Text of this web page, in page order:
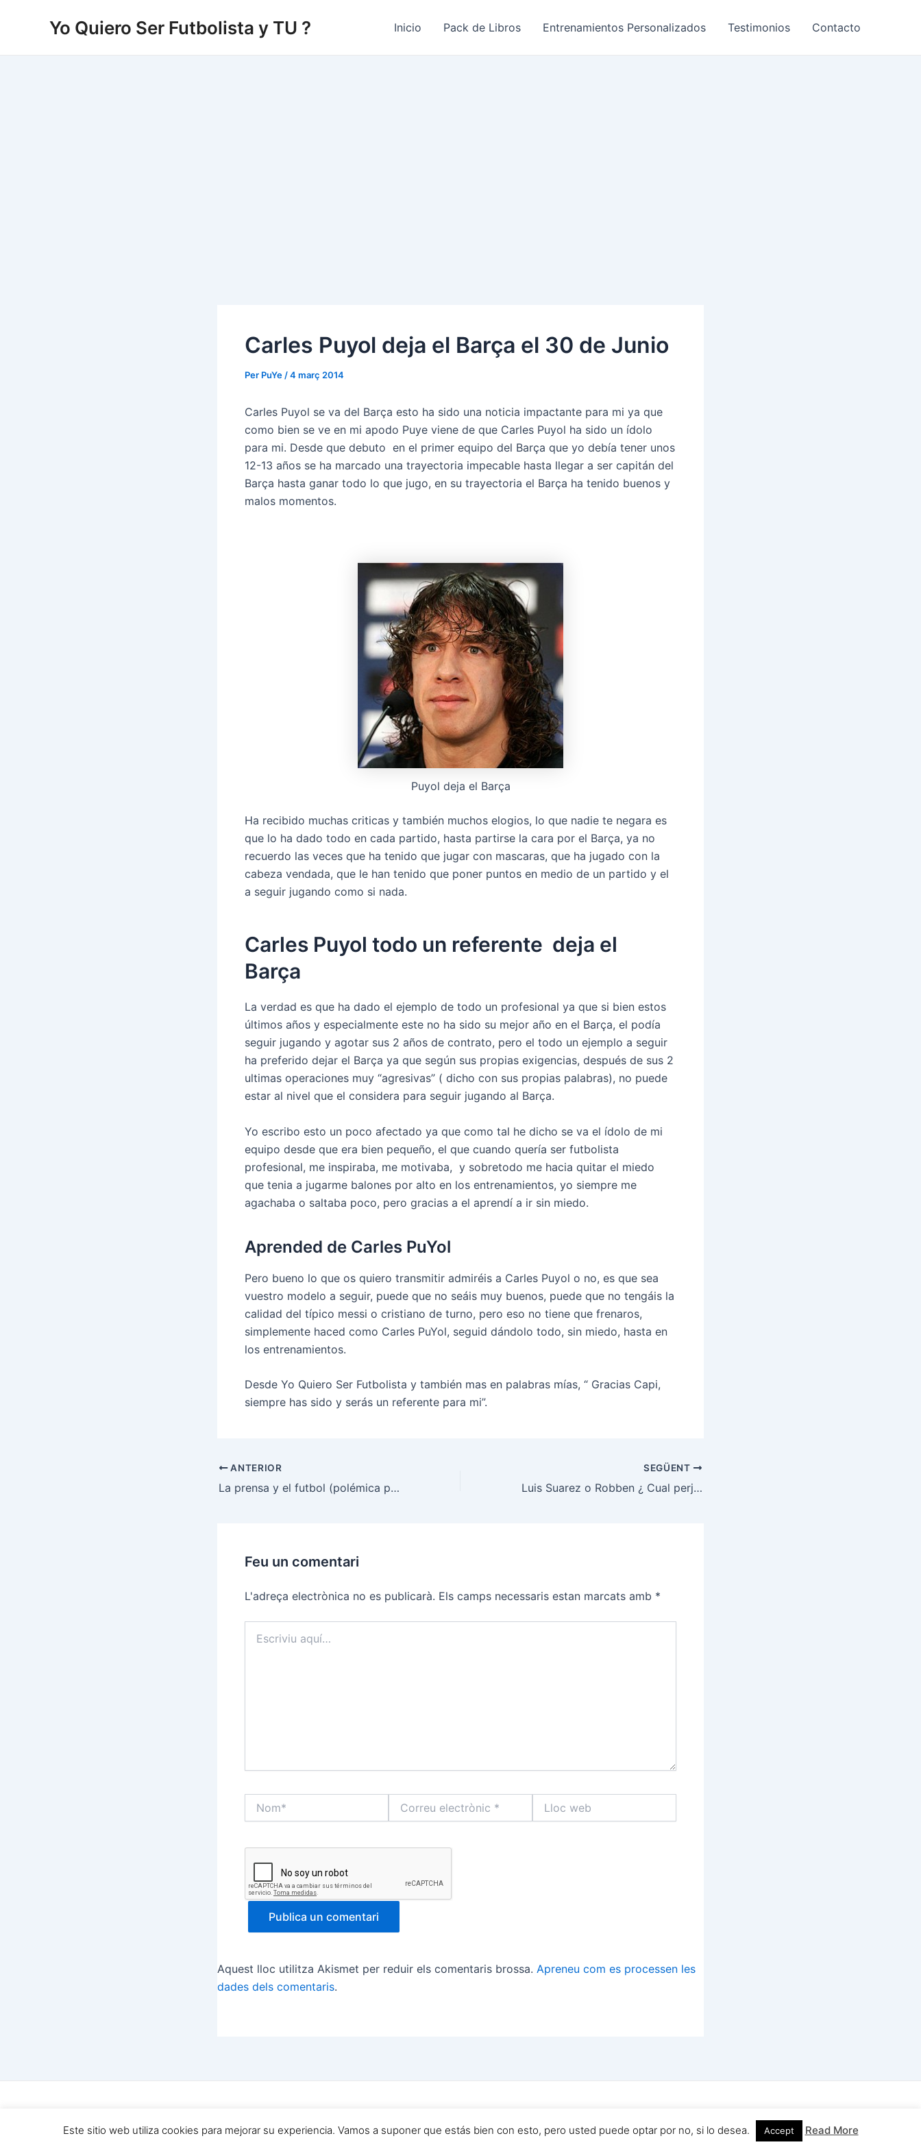
Yo Quiero Ser Futbolista y TU ? Inicio Pack de Libros Entrenamientos Personalizados Testimonios Contacto
Carles Puyol deja el Barça el 30 de Junio
Per PuYe /4 març 2014
Carles Puyol se va del Barça esto ha sido una noticia impactante para mi ya que
como bien se ve en mi apodo Puye viene de que Carles Puyol ha sido un ídolo
para mi. Desde que debuto en el primer equipo del Barça que yo debía tener unos
12-13 años se ha marcado una trayectoria impecable hasta llegar a ser capitán del
Barça hasta ganar todo lo que jugo, en su trayectoria el Barça ha tenido buenos y
malos momentos.
Puyol deja el Barça
Ha recibido muchas criticas y también muchos elogios, lo que nadie te negara es
que lo ha dado todo en cada partido, hasta partirse la cara por el Barça, ya no
recuerdo las veces que ha tenido que jugar con mascaras, que ha jugado con la
cabeza vendada, que le han tenido que poner puntos en medio de un partido y el
a seguir jugando como si nada.
Carles Puyol todo un referente deja el
Barça
La verdad es que ha dado el ejemplo de todo un profesional ya que si bien estos
últimos años y especialmente este no ha sido su mejor año en el Barça, el podía
seguir jugando y agotar sus 2 años de contrato, pero el todo un ejemplo a seguir
ha preferido dejar el Barça ya que según sus propias exigencias, después de sus 2
ultimas operaciones muy “agresivas” ( dicho con sus propias palabras), no puede
estar al nivel que el considera para seguir jugando al Barça.
Yo escribo esto un poco afectado ya que como tal he dicho se va el ídolo de mi
equipo desde que era bien pequeño, el que cuando quería ser futbolista
profesional, me inspiraba, me motivaba, y sobretodo me hacia quitar el miedo
que tenia a jugarme balones por alto en los entrenamientos, yo siempre me
agachaba o saltaba poco, pero gracias a el aprendí a ir sin miedo.
Aprended de Carles PuYol
Pero bueno lo que os quiero transmitir admiréis a Carles Puyol o no, es que sea
vuestro modelo a seguir, puede que no seáis muy buenos, puede que no tengáis la
calidad del típico messi o cristiano de turno, pero eso no tiene que frenaros,
simplemente haced como Carles PuYol, seguid dándolo todo, sin miedo, hasta en
los entrenamientos.
Desde Yo Quiero Ser Futbolista y también mas en palabras mías, “ Gracias Capi,
siempre has sido y serás un referente para mi”.
Navegació
d'entrades
ANTERIOR
La prensa y el futbol (polémica por el balón de oro)
SEGÜENT
Luis Suarez o Robben ¿ Cual perjudico mas el futbol?
Feu un comentari
L'adreça electrònica no es publicarà. Els camps necessaris estan marcats amb *
aquí…
electrònic
web
Aquest lloc utilitza Akismet per reduir els comentaris brossa. Apreneu com es processen les
dades dels comentaris.
Este sitio web utiliza cookies para mejorar su experiencia. Vamos a suponer que estás bien con esto, pero usted puede optar por no, si lo desea. Accept Read More